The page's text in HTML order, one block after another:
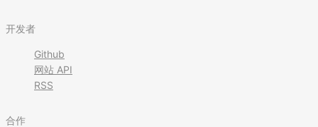
开发者
Github
网站 API
RSS
合作